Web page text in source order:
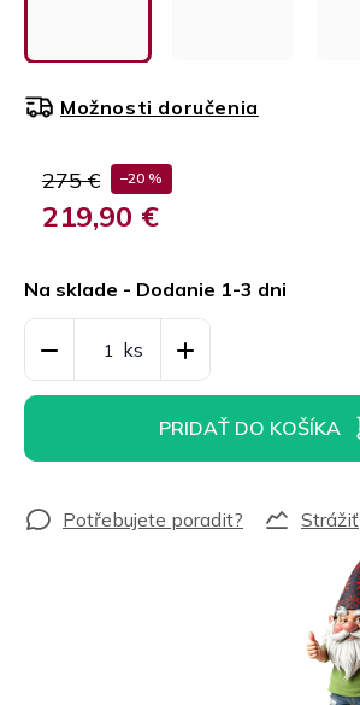
275 € –20 %
219,90 €
cena:
Na sklade - Dodanie 1-3 dni
Možnosti doručenia
PRIDAŤ DO KOŠÍKA
Strážiť